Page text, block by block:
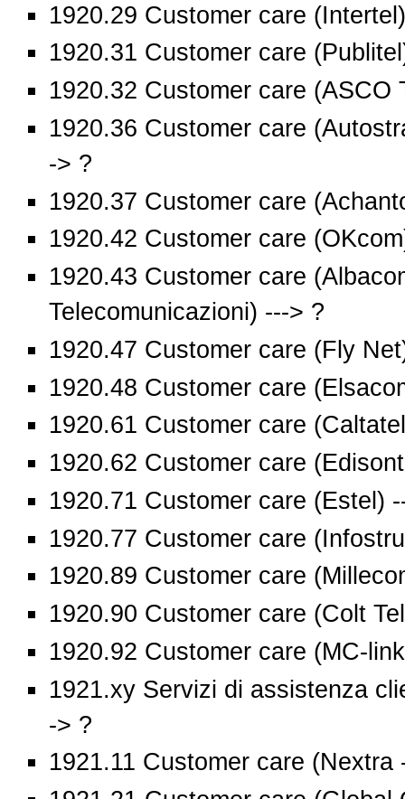
1920.29 Customer care
1920.31 Customer care
1920.32 Customer care (ASCO
1920.36 Customer care
-> ?
1920.37 Customer care
1920.42 Customer care
1920.43 Customer care
Telecomunicazioni) ---> ?
1920.47 Customer care (Fly
1920.48 Customer care
1920.61 Customer care
1920.62 Customer care
1920.71 Customer care (Estel)
1920.77 Customer care
1920.89 Customer care
1920.90 Customer care (Colt
1920.92 Customer care (MC-
1921.xy Servizi di assistenza
-> ?
1921.11 Customer care (Nextra